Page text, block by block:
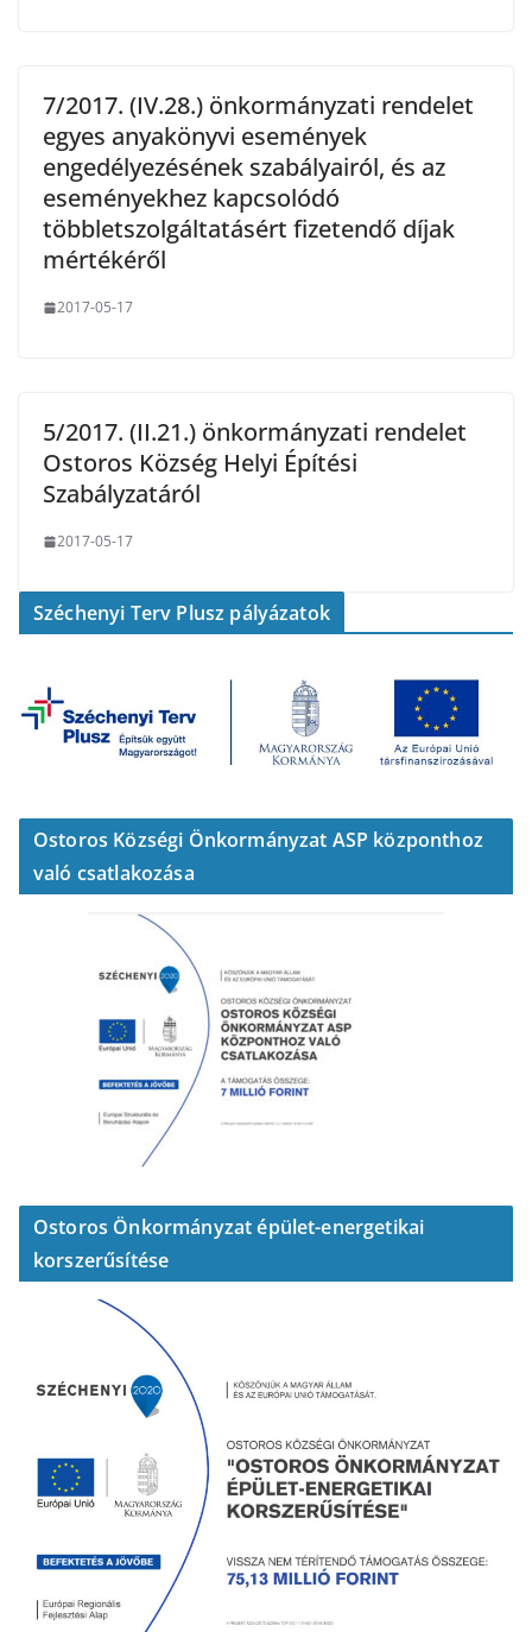
7/2017. (IV.28.) önkormányzati rendelet
egyes anyakönyvi események
engedélyezésének szabályairól, és az
eseményekhez kapcsolódó
többletszolgáltatásért fizetendő díjak
mértékéről
2017-05-17
5/2017. (II.21.) önkormányzati rendelet
Ostoros Község Helyi Építési
Szabályzatáról
2017-05-17
Széchenyi Terv Plusz pályázatok
Ostoros Községi Önkormányzat ASP központhoz
való csatlakozása
Ostoros Önkormányzat épület-energetikai
korszerűsítése